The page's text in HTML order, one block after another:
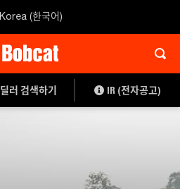
Korea (한국어)
딜러 검색하기 IR (전자공고)
대리점 찾기